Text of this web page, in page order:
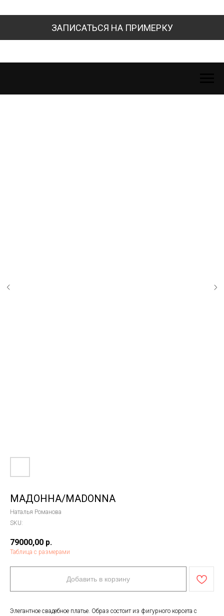
ЗАПИСАТЬСЯ НА ПРИМЕРКУ
МАДОННА/MADONNA
Наталья Романова
SKU:
79000,00 р.
Таблица с размерами
Добавить в корзину
Элегантное свадебное платье. Образ состоит из фигурного корсета c